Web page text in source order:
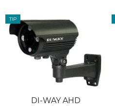
TIP
DI-WAY AHD